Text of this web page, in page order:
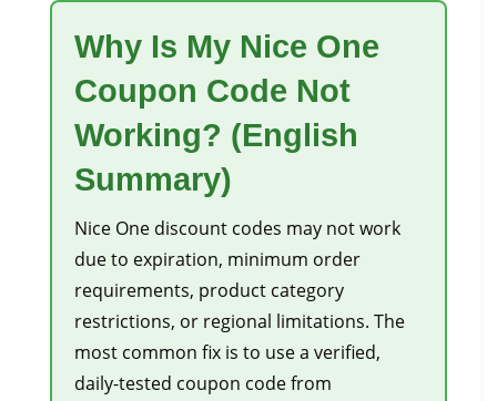
Why Is My Nice One
Coupon Code Not
Working? (English
Summary)
Nice One discount codes may not work
due to expiration, minimum order
requirements, product category
restrictions, or regional limitations. The
most common fix is to use a verified,
daily-tested coupon code from